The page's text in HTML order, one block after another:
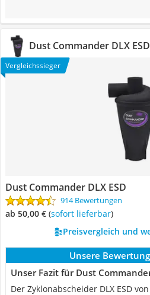
Dust Commander DLX ESD
Vergleichssieger
Dust Commander DLX ESD
914 Bewertungen
ab 50,00 € ( Sofort lieferbar)
Preisvergleich und
Unsere
Unser Fazit für Dust Commander
Der Zyklonabscheider DLX ESD